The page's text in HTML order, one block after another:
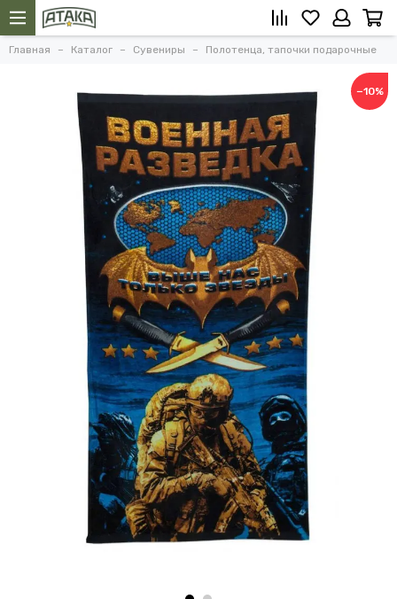
Главная Каталог Сувениры Полотенца, тапочки подарочные
−10%